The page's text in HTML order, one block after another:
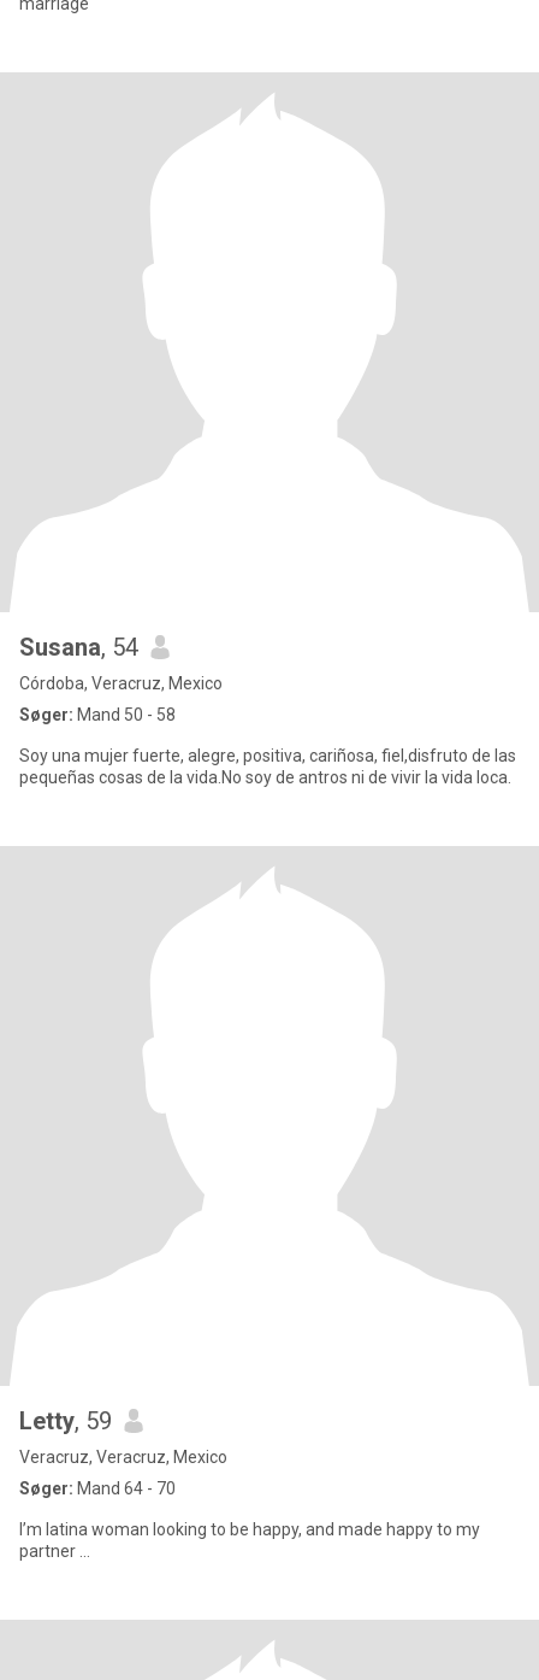
Susana, 54
Córdoba, Veracruz, Mexico
Søger: Mand 50 - 58
Soy una mujer fuerte, alegre, positiva, cariñosa, fiel,disfruto de las
pequeñas cosas de la vida.No soy de antros ni de vivir la vida loca.
Letty, 59
Veracruz, Veracruz, Mexico
Søger: Mand 64 - 70
I’m latina woman looking to be happy, and made happy to my
partner …